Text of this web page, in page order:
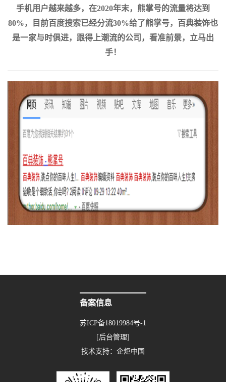
手机用户越来越多，在2020年末，熊掌号的流量将达到
80%，目前百度搜索已经分流30%给了熊掌号，百典装饰也
是一家与时俱进，跟得上潮流的公司，看准前景，立马出
手！
备案信息
苏ICP备18019984号-1
[后台管理]
技术支持： 企炬中国